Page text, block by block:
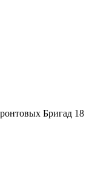
Бригад 18